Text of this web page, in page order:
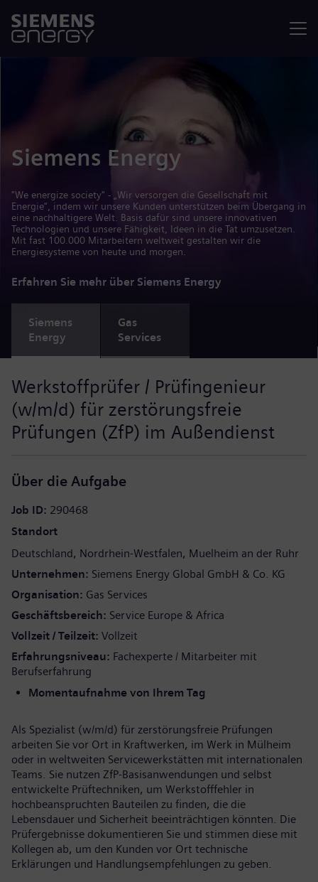
Siemens Energy
"We energize society" - „Wir versorgen die Gesellschaft mit
Energie“, indem wir unsere Kunden unterstützen beim Übergang in
eine nachhaltigere Welt. Basis dafür sind unsere innovativen
Technologien und unsere Fähigkeit, Ideen in die Tat umzusetzen.
Mit fast 100.000 Mitarbeitern weltweit gestalten wir die
Energiesysteme von heute und morgen.
Erfahren Sie mehr über Siemens Energy
Siemens
Energy
Gas
Services
Werkstoffprüfer / Prüfingenieur
(w/m/d) für zerstörungsfreie
Prüfungen (ZfP) im Außendienst
Über die Aufgabe
Job ID 290468
Standort
Deutschland Nordrhein-Westfalen Muelheim an der Ruhr
Unternehmen Siemens Energy Global GmbH & Co. KG
Organisation Gas Services
Geschäftsbereich Service Europe & Africa
Vollzeit / Teilzeit Vollzeit
Erfahrungsniveau Fachexperte / Mitarbeiter mit
Berufserfahrung
Momentaufnahme von Ihrem Tag
Als Spezialist (w/m/d) für zerstörungsfreie Prüfungen
arbeiten Sie vor Ort in Kraftwerken, im Werk in Mülheim
oder in weltweiten Servicewerkstätten mit internationalen
Teams. Sie nutzen ZfP-Basisanwendungen und selbst
entwickelte Prüftechniken, um Werkstofffehler in
hochbeanspruchten Bauteilen zu finden, die die
Lebensdauer und Sicherheit beeinträchtigen könnten. Die
Prüfergebnisse dokumentieren Sie und stimmen diese mit
Kollegen ab, um den Kunden vor Ort technische
Erklärungen und Handlungsempfehlungen zu geben.